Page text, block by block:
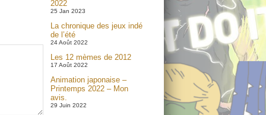
2022
25 Jan 2023
La chronique des jeux indé
de l’été
24 Août 2022
Les 12 mèmes de 2012
17 Août 2022
Animation japonaise –
Printemps 2022 – Mon
avis.
29 Juin 2022